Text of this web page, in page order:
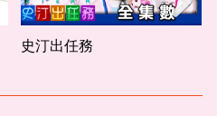
momo歡樂谷 第9季